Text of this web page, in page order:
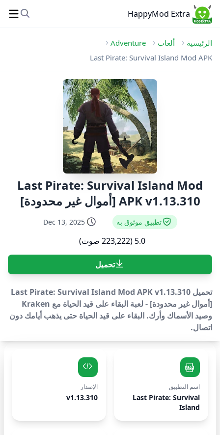
HappyMod Extra
الرئيسية ألعاب
Adventure
Last Pirate: Survival Island Mod APK
Last Pirate: Survival Island Mod
APK v1.13.310 [أموال غير محدودة]
تطبيق موثوق به Dec 13, 2025
5.0 (223,222 صوت)
تحميل
تحميل Last Pirate: Survival Island Mod APK v1.13.310
[أموال غير محدودة] - لعبة البقاء على قيد الحياة مع Kraken
وصيد الأسماك وأرك. البقاء على قيد الحياة حتى يذهب أيامك دون
اتصال.
اسم التطبيق
Last Pirate: Survival
Island
الإصدار
v1.13.310